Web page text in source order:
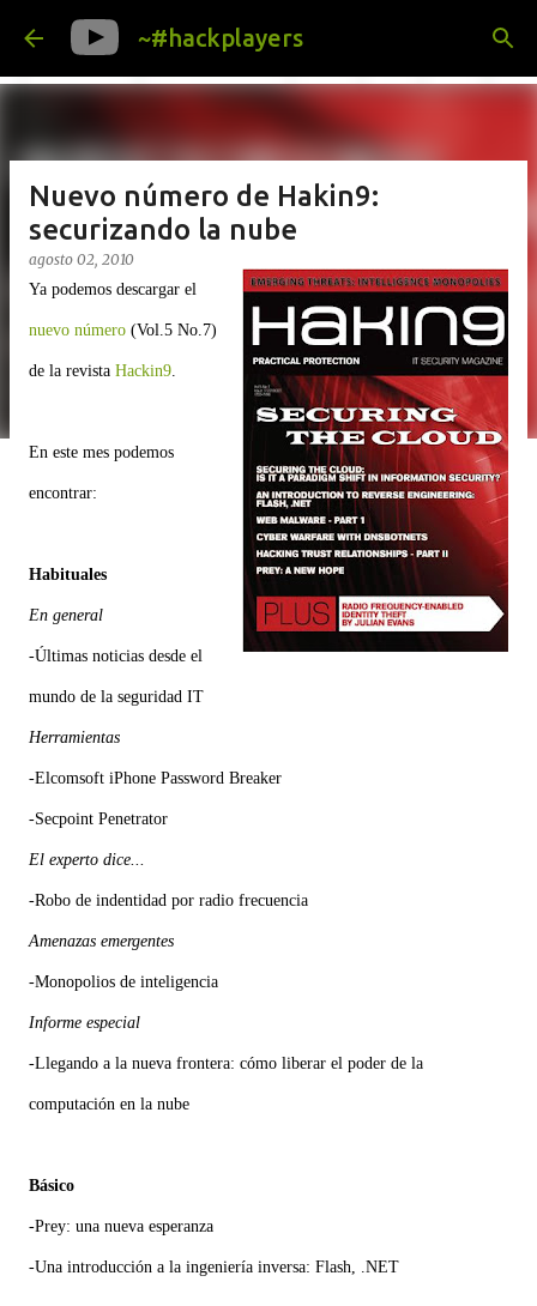
Ir al contenido principal
~#hackplayers
Nuevo número de Hakin9:
securizando la nube
agosto 02, 2010
Ya podemos descargar el
nuevo número (Vol.5 No.7)
de la revista Hackin9.
En este mes podemos
encontrar:
Habituales
En general
-Últimas noticias desde el
mundo de la seguridad IT
Herramientas
-Elcomsoft iPhone Password Breaker
-Secpoint Penetrator
El experto dice...
-Robo de indentidad por radio frecuencia
Amenazas emergentes
-Monopolios de inteligencia
Informe especial
-Llegando a la nueva frontera: cómo liberar el poder de la
computación en la nube
Básico
-Prey: una nueva esperanza
-Una introducción a la ingeniería inversa: Flash, .NET